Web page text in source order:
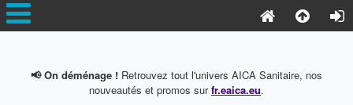
📢 On déménage ! Retrouvez tout l'univers AICA Sanitaire, nos
nouveautés et promos surfr.eaica.eu.